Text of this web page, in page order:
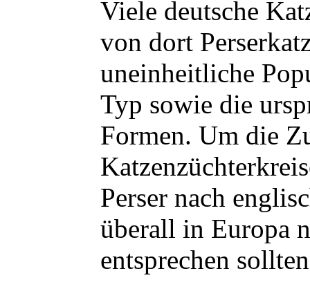
Viele deutsche
von dort
uneinheitliche
Typ sowie die
Formen. Um die
Perser nach
überall in Europa
entsprechen